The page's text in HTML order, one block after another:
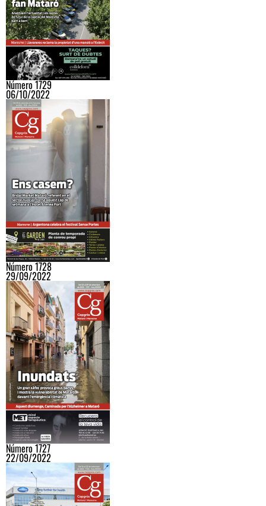
Número 1729
06/10/2022
Número 1728
29/09/2022
Número 1727
22/09/2022